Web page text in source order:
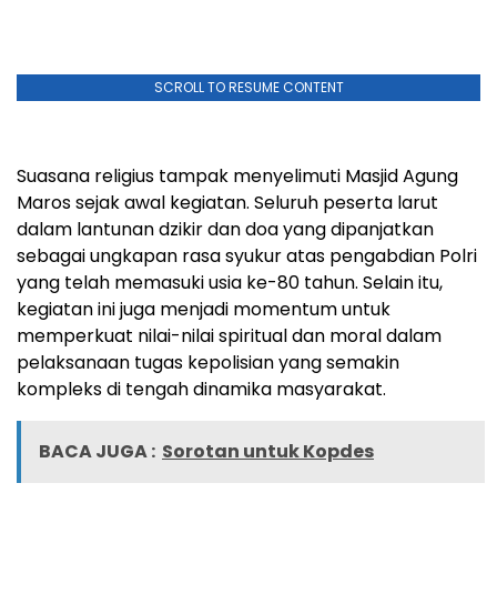
SCROLL TO RESUME CONTENT
Suasana religius tampak menyelimuti Masjid Agung
Maros sejak awal kegiatan. Seluruh peserta larut
dalam lantunan dzikir dan doa yang dipanjatkan
sebagai ungkapan rasa syukur atas pengabdian Polri
yang telah memasuki usia ke-80 tahun. Selain itu,
kegiatan ini juga menjadi momentum untuk
memperkuat nilai-nilai spiritual dan moral dalam
pelaksanaan tugas kepolisian yang semakin
kompleks di tengah dinamika masyarakat.
BACA JUGA : Sorotan untuk Kopdes